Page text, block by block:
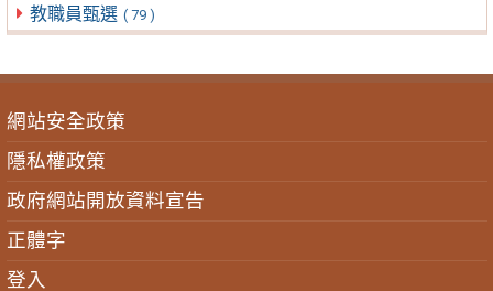
教職員甄選 ( 79 )
網站安全政策
隱私權政策
政府網站開放資料宣告
正體字
登入